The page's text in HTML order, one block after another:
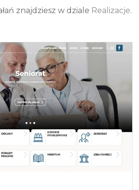
znajdziesz w dziale Realizacje.